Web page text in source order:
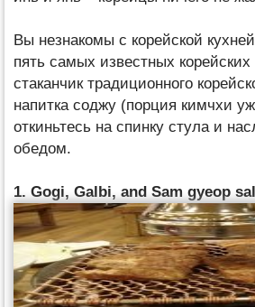
Вы незнакомы с корейской
пять самых известных
стаканчик традиционного
напитка соджу (порция кимчхи
откиньтесь на спинку стула и
обедом.
1. Gogi, Galbi, and Sam gyeop sal